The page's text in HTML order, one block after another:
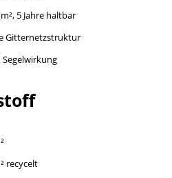
5 Jahre haltbar
Gitternetzstruktur
recycelt